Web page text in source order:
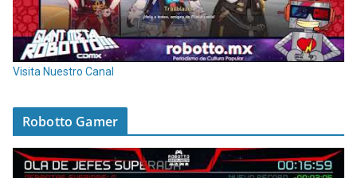
Visita Nuestro Canal
Robotto Gamer